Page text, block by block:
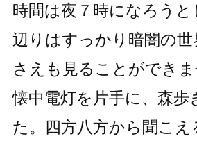
時間は夜７時になろうと
辺りはすっかり暗闇の世
さえも見ることができま
懐中電灯を片手に、森歩
た。四方八方から聞こえ